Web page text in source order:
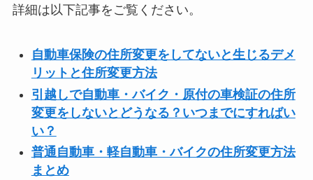
詳細は以下記事をご覧ください。
自動車保険の住所変更をしてないと生じるデメ
リットと住所変更方法
引越しで自動車・バイク・原付の車検証の住所
変更をしないとどうなる？いつまでにすればい
い？
普通自動車・軽自動車・バイクの住所変更方法
まとめ